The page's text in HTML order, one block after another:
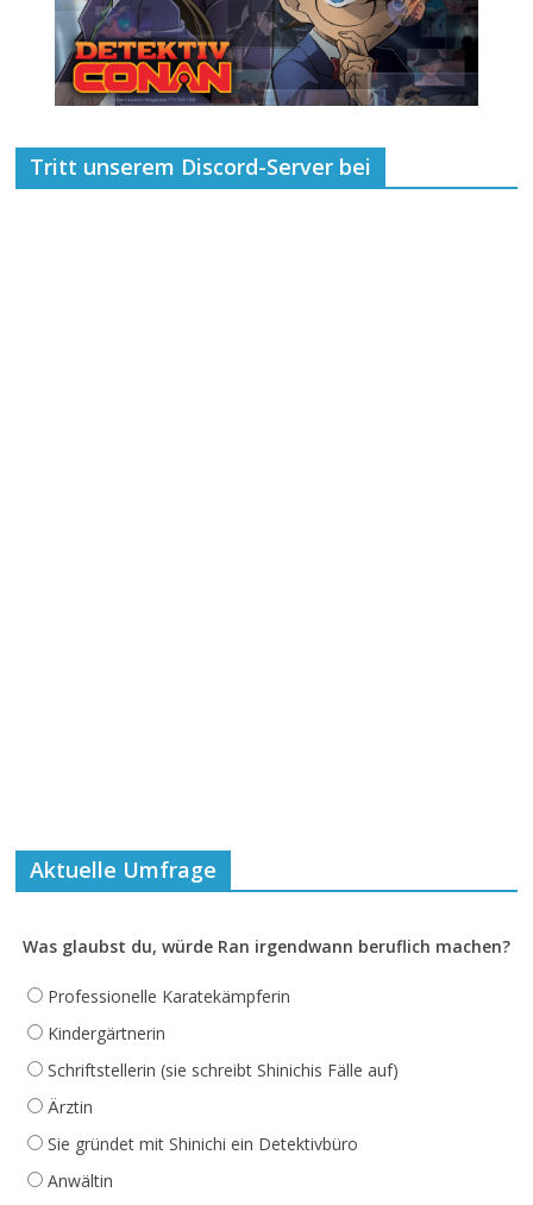
Tritt unserem Discord-Server bei
Aktuelle Umfrage
Was glaubst du, würde Ran irgendwann beruflich machen?
Professionelle Karatekämpferin
Kindergärtnerin
Schriftstellerin (sie schreibt Shinichis Fälle auf)
Ärztin
Sie gründet mit Shinichi ein Detektivbüro
Anwältin